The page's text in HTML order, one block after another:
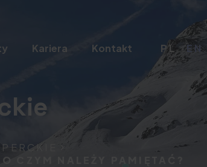
Kariera Kontakt PL EN
CZYM NALEŻY PAMIĘTAĆ?